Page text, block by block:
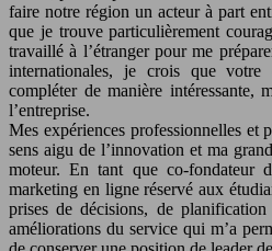
faire notre région un acteur à part
que je trouve particulièrement
travaillé à l’étranger pour me
internationales, je crois que votre
compléter de manière intéressante,
l’entreprise.
Mes expériences professionnelles et
sens aigu de l’innovation et ma
moteur. En tant que co-fondateur
marketing en ligne réservé aux
prises de décisions, de
améliorations du service qui m’a